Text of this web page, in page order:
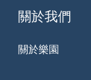
關於我們
關於樂園